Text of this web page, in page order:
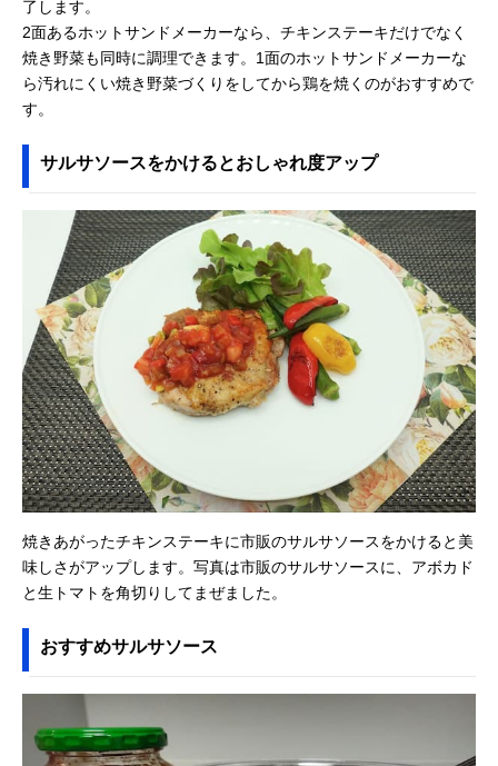
了します。
2面あるホットサンドメーカーなら、チキンステーキだけでなく
焼き野菜も同時に調理できます。1面のホットサンドメーカーな
ら汚れにくい焼き野菜づくりをしてから鶏を焼くのがおすすめで
す。
サルサソースをかけるとおしゃれ度アップ
焼きあがったチキンステーキに市販のサルサソースをかけると美
味しさがアップします。写真は市販のサルサソースに、アボカド
と生トマトを角切りしてまぜました。
おすすめサルサソース